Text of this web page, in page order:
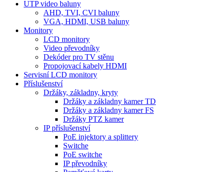
UTP video baluny
AHD, TVI, CVI baluny
VGA, HDMI, USB baluny
Monitory
LCD monitory
Video převodníky
Dekóder pro TV stěnu
Propojovací kabely HDMI
Servisní LCD monitory
Příslušenství
Držáky, základny, kryty
Držáky a základny kamer TD
Držáky a základny kamer FS
Držáky PTZ kamer
IP příslušenství
PoE injektory a splittery
Switche
PoE switche
IP převodníky